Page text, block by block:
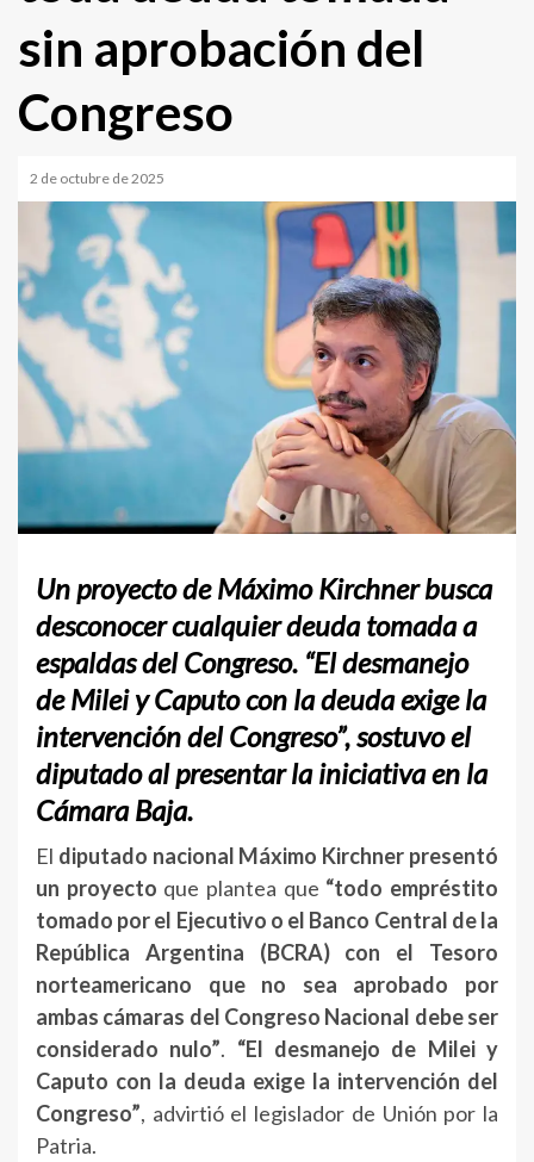
sin aprobación del
Congreso
2 de octubre de 2025
Un proyecto de Máximo Kirchner busca
desconocer cualquier deuda tomada a
espaldas del Congreso. “El desmanejo
de Milei y Caputo con la deuda exige la
intervención del Congreso”, sostuvo el
diputado al presentar la iniciativa en la
Cámara Baja.
El diputado nacional Máximo Kirchner presentó
un proyecto que plantea que “todo empréstito
tomado por el Ejecutivo o el Banco Central de la
República Argentina (BCRA) con el Tesoro
norteamericano que no sea aprobado por
ambas cámaras del Congreso Nacional debe ser
considerado nulo”. “El desmanejo de Milei y
Caputo con la deuda exige la intervención del
Congreso”, advirtió el legislador de Unión por la
Patria.